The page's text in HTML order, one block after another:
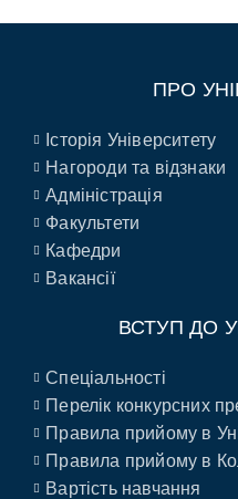
ПРО
Історія Університету
Нагороди та відзнаки
Адміністрація
Факультети
Кафедри
Вакансії
ВСТУП ДО
Спеціальності
Перелік конкурсних
Правила прийому в
Правила прийому в
Вартість навчання